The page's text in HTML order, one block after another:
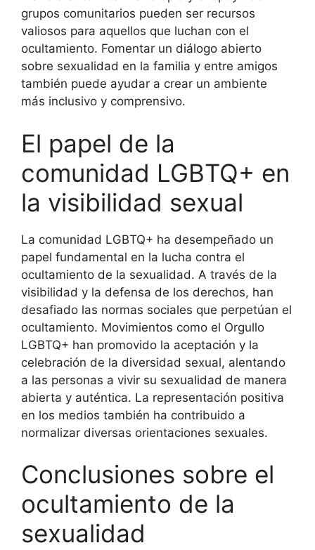
grupos comunitarios pueden ser recursos
valiosos para aquellos que luchan con el
ocultamiento. Fomentar un diálogo abierto
sobre sexualidad en la familia y entre amigos
también puede ayudar a crear un ambiente
más inclusivo y comprensivo.
El papel de la
comunidad LGBTQ+ en
la visibilidad sexual
La comunidad LGBTQ+ ha desempeñado un
papel fundamental en la lucha contra el
ocultamiento de la sexualidad. A través de la
visibilidad y la defensa de los derechos, han
desafiado las normas sociales que perpetúan el
ocultamiento. Movimientos como el Orgullo
LGBTQ+ han promovido la aceptación y la
celebración de la diversidad sexual, alentando
a las personas a vivir su sexualidad de manera
abierta y auténtica. La representación positiva
en los medios también ha contribuido a
normalizar diversas orientaciones sexuales.
Conclusiones sobre el
ocultamiento de la
sexualidad